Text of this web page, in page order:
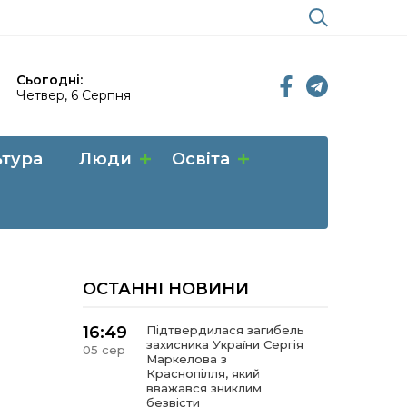
Сьогодні:
Четвер, 6 Серпня
Люди Освіта
ОСТАННІ НОВИНИ
16:49
05 сер
Підтвердилася загибель
захисника України Сергія
Маркелова з
Краснопілля, який
вважався зниклим
безвісти